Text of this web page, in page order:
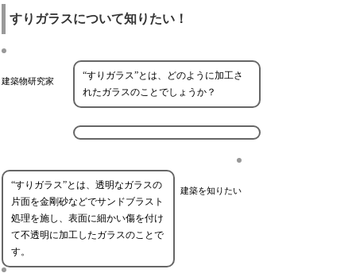
すりガラスについて知りたい！
建築物研究家
“すりガラス”とは、どのように加工さ
れたガラスのことでしょうか？
建築を知りたい
“すりガラス”とは、透明なガラスの
片面を金剛砂などでサンドブラスト
処理を施し、表面に細かい傷を付け
て不透明に加工したガラスのことで
す。